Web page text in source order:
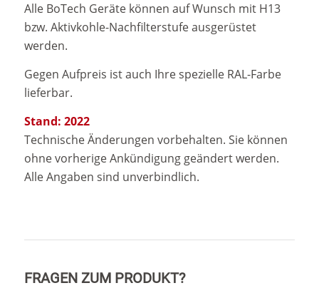
Alle BoTech Geräte können auf Wunsch mit H13
bzw. Aktivkohle-Nachfilterstufe ausgerüstet
werden.
Gegen Aufpreis ist auch Ihre spezielle RAL-Farbe
lieferbar.
Stand: 2022
Technische Änderungen vorbehalten. Sie können
ohne vorherige Ankündigung geändert werden.
Alle Angaben sind unverbindlich.
FRAGEN ZUM PRODUKT?